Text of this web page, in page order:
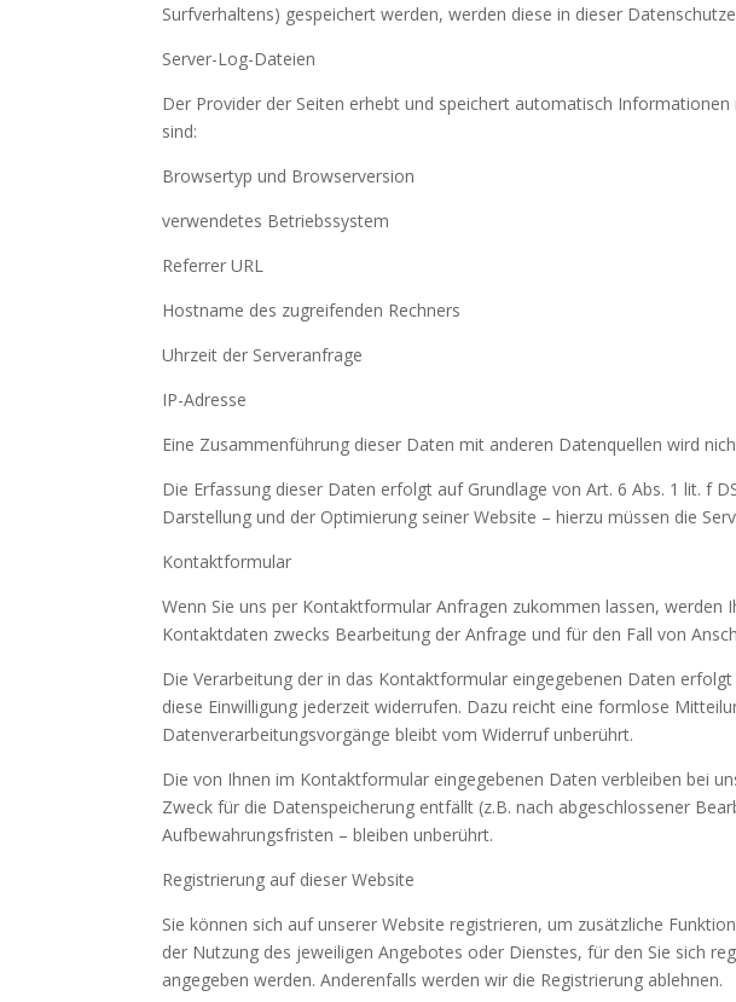
Surfverhaltens) gespeichert werden, werden diese in dieser
Server-Log-Dateien
Der Provider der Seiten erhebt und speichert automatisch
sind:
Browsertyp und Browserversion
verwendetes Betriebssystem
Referrer URL
Hostname des zugreifenden Rechners
Uhrzeit der Serveranfrage
IP-Adresse
Eine Zusammenführung dieser Daten mit anderen Datenquellen wird
Die Erfassung dieser Daten erfolgt auf Grundlage von Art. 6 Abs. 1 lit. f
Darstellung und der Optimierung seiner Website – hierzu müssen die
Kontaktformular
Wenn Sie uns per Kontaktformular Anfragen zukommen lassen,
Kontaktdaten zwecks Bearbeitung der Anfrage und für den Fall von
Die Verarbeitung der in das Kontaktformular eingegebenen Daten
diese Einwilligung jederzeit widerrufen. Dazu reicht eine formlose
Datenverarbeitungsvorgänge bleibt vom Widerruf unberührt.
Die von Ihnen im Kontaktformular eingegebenen Daten verbleiben bei
Zweck für die Datenspeicherung entfällt (z.B. nach abgeschlossener
Aufbewahrungsfristen – bleiben unberührt.
Registrierung auf dieser Website
Sie können sich auf unserer Website registrieren, um zusätzliche
der Nutzung des jeweiligen Angebotes oder Dienstes, für den Sie sich
angegeben werden. Anderenfalls werden wir die Registrierung ablehnen.